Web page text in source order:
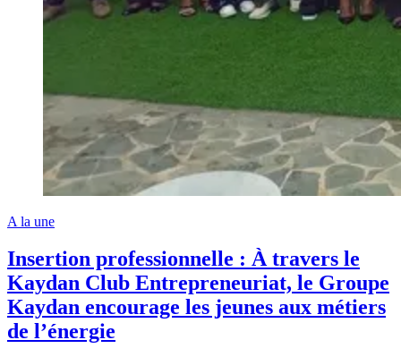
A la une
Insertion professionnelle : À travers le
Kaydan Club Entrepreneuriat, le Groupe
Kaydan encourage les jeunes aux métiers
de l’énergie